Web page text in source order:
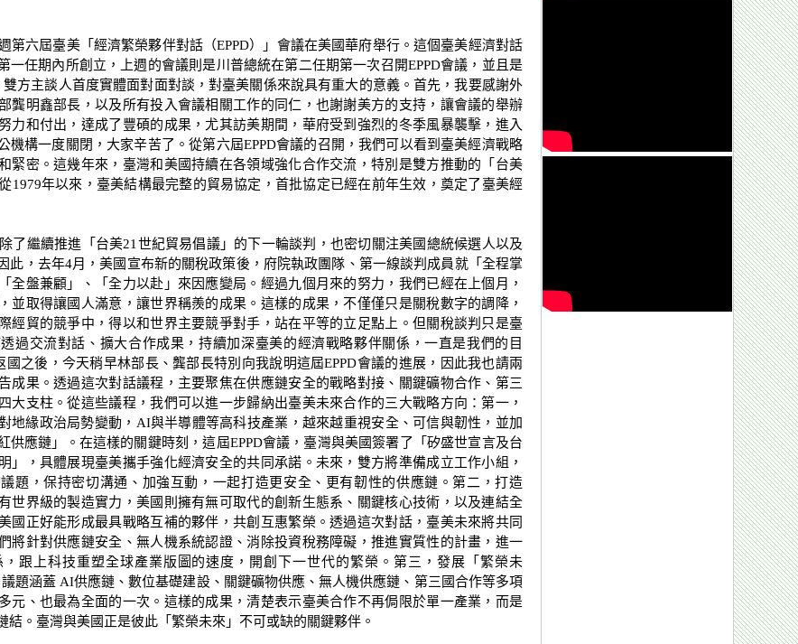
六屆臺美「經濟繁榮夥伴對話（EPPD）」會議在美國華府舉行。這個臺美經濟對話
一任期內所創立，上週的會議則是川普總統在第二任期第一次召開EPPD會議，並且是
雙方主談人首度實體面對面對談，對臺美關係來說具有重大的意義。首先，我要感謝外
龔明鑫部長，以及所有投入會議相關工作的同仁，也謝謝美方的支持，讓會議的舉辦
力和付出，達成了豐碩的成果，尤其訪美期間，華府受到強烈的冬季風暴襲擊，進入
機構一度關閉，大家辛苦了。從第六屆EPPD會議的召開，我們可以看到臺美經濟戰略
緊密。這幾年來，臺灣和美國持續在各領域強化合作交流，特別是雙方推動的「台美
1979年以來，臺美結構最完整的貿易協定，首批協定已經在前年生效，奠定了臺美經
了繼續推進「台美21世紀貿易倡議」的下一輪談判，也密切關注美國總統候選人以及
此，去年4月，美國宣布新的關稅政策後，府院執政團隊、第一線談判成員就「全程掌
全盤兼顧」、「全力以赴」來因應變局。經過九個月來的努力，我們已經在上個月，
並取得讓國人滿意，讓世界稱羨的成果。這樣的成果，不僅僅只是關稅數字的調降，
經貿的競爭中，得以和世界主要競爭對手，站在平等的立足點上。但關稅談判只是臺
過交流對話、擴大合作成果，持續加深臺美的經濟戰略夥伴關係，一直是我們的目
國之後，今天稍早林部長、龔部長特別向我說明這屆EPPD會議的進展，因此我也請兩
成果。透過這次對話議程，主要聚焦在供應鏈安全的戰略對接、關鍵礦物合作、第三
大支柱。從這些議程，我們可以進一步歸納出臺美未來合作的三大戰略方向：第一，
地緣政治局勢變動，AI與半導體等高科技產業，越來越重視安全、可信與韌性，並加
供應鏈」。在這樣的關鍵時刻，這屆EPPD會議，臺灣與美國簽署了「矽盛世宣言及台
」，具體展現臺美攜手強化經濟安全的共同承諾。未來，雙方將準備成立工作小組，
題，保持密切溝通、加強互動，一起打造更安全、更有韌性的供應鏈。第二，打造
世界級的製造實力，美國則擁有無可取代的創新生態系、關鍵核心技術，以及連結全
國正好能形成最具戰略互補的夥伴，共創互惠繁榮。透過這次對話，臺美未來將共同
將針對供應鏈安全、無人機系統認證、消除投資稅務障礙，推進實質性的計畫，進一
跟上科技重塑全球產業版圖的速度，開創下一世代的繁榮。第三，發展「繁榮未
議題涵蓋 AI供應鏈、數位基礎建設、關鍵礦物供應、無人機供應鏈、第三國合作等多項
元、也最為全面的一次。這樣的成果，清楚表示臺美合作不再侷限於單一產業，而是
結。臺灣與美國正是彼此「繁榮未來」不可或缺的關鍵夥伴。